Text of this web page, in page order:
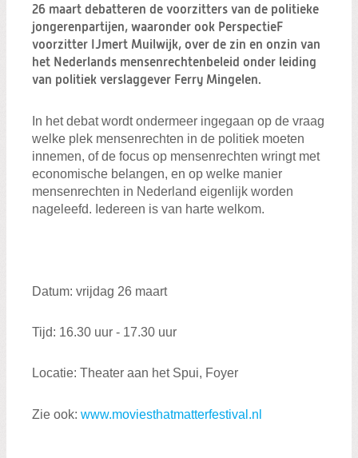
26 maart debatteren de voorzitters van de politieke
jongerenpartijen, waaronder ook PerspectieF
voorzitter IJmert Muilwijk, over de zin en onzin van
het Nederlands mensenrechtenbeleid onder leiding
van politiek verslaggever Ferry Mingelen.
In het debat wordt ondermeer ingegaan op de vraag
welke plek mensenrechten in de politiek moeten
innemen, of de focus op mensenrechten wringt met
economische belangen, en op welke manier
mensenrechten in Nederland eigenlijk worden
nageleefd. Iedereen is van harte welkom.
Datum: vrijdag 26 maart
Tijd: 16.30 uur - 17.30 uur
Locatie: Theater aan het Spui, Foyer
Zie ook: www.moviesthatmatterfestival.nl